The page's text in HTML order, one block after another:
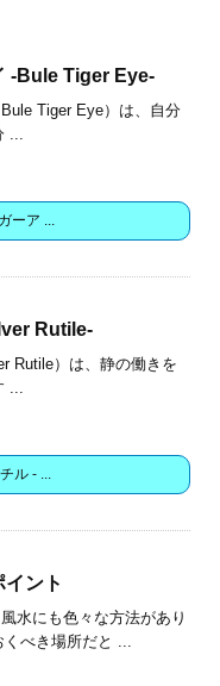
-Bule Tiger Eye-
Tiger Eye）は、自分
ア ...
Rutile-
Rutile）は、静の働きを
ル - ...
ント
水にも色々な方法があり
べき場所だと ...